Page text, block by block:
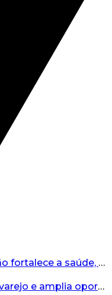
Agosto Dourado: amamentação fortalece a saúde, o desenvolvimento e os vínculos...
Consumidor 60+ impulsiona o varejo e amplia oportunidades para o comércio ...